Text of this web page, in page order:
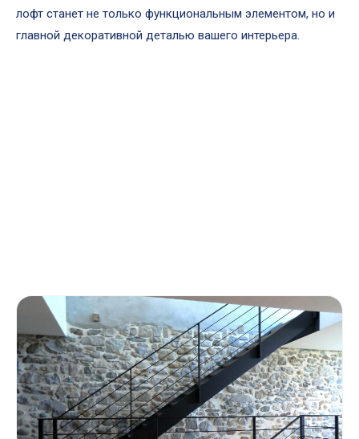
лофт станет не только функциональным элементом, но и
главной декоративной деталью вашего интерьера.